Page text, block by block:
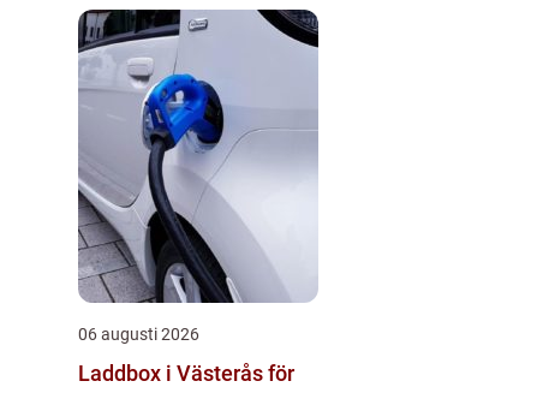
06 augusti 2026
Laddbox i Västerås för